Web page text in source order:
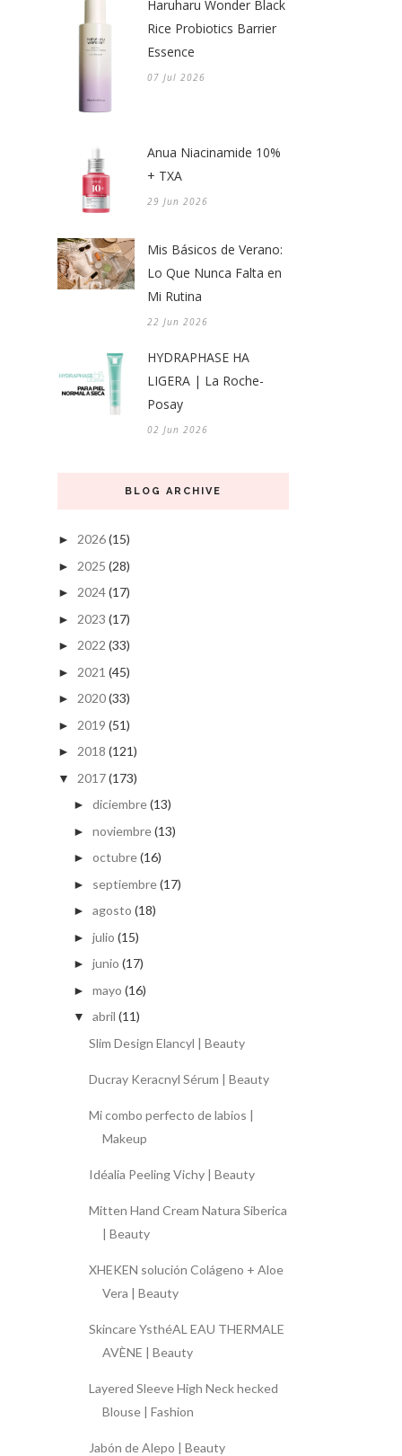
Haruharu Wonder Black
Rice Probiotics Barrier
Essence
07 Jul 2026
Anua Niacinamide 10%
+ TXA
29 Jun 2026
Mis Básicos de Verano:
Lo Que Nunca Falta en
Mi Rutina
22 Jun 2026
HYDRAPHASE HA
LIGERA | La Roche-
Posay
02 Jun 2026
BLOG ARCHIVE
► 2026(15)
► 2025 (28)
► 2024(17)
► 2023 (17)
► 2022 (33)
► 2021 (45)
► 2020(33)
► 2019 (51)
► 2018 (121)
▼ 2017(173)
► diciembre(13)
► noviembre(13)
► octubre(16)
► septiembre(17)
► agosto (18)
► julio (15)
► junio (17)
► mayo (16)
▼ abril (11)
Slim Design Elancyl | Beauty
Ducray Keracnyl Sérum | Beauty
Mi combo perfecto de labios |
Makeup
Idéalia Peeling Vichy | Beauty
Mitten Hand Cream Natura Siberica
| Beauty
XHEKEN solución Colágeno + Aloe
Vera | Beauty
Skincare YsthéAL EAU THERMALE
AVÈNE | Beauty
Layered Sleeve High Neck hecked
Blouse | Fashion
Jabón de Alepo | Beauty